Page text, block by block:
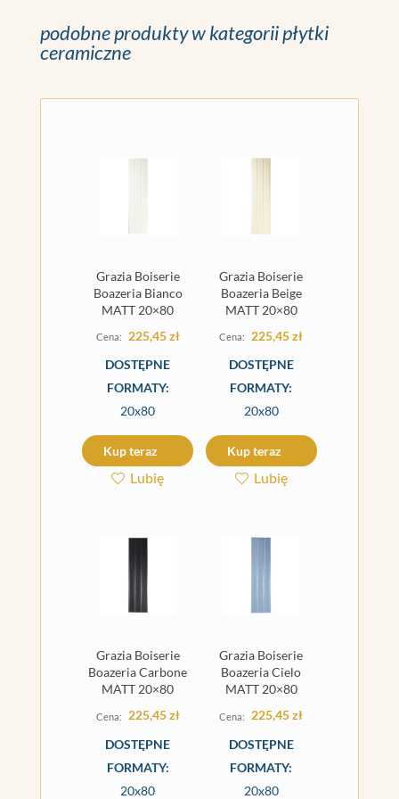
podobne produkty w kategorii płytki
ceramiczne
Grazia Boiserie
Boazeria Bianco
MATT 20×80
225,45zł
DOSTĘPNE
FORMATY:
20x80
Kup teraz
Lubię
Grazia Boiserie
Boazeria Beige
MATT 20×80
225,45zł
DOSTĘPNE
FORMATY:
20x80
Kup teraz
Lubię
Grazia Boiserie
Boazeria Carbone
MATT 20×80
225,45zł
DOSTĘPNE
FORMATY:
20x80
Grazia Boiserie
Boazeria Cielo
MATT 20×80
225,45zł
DOSTĘPNE
FORMATY:
20x80